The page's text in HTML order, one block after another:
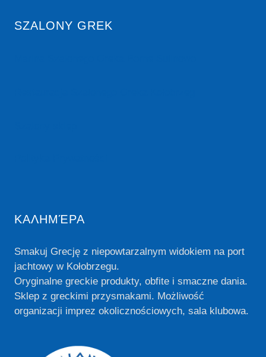
SZALONY GREK
ΚΑΛΗΜΈΡΑ
Smakuj Grecję z niepowtarzalnym widokiem na port
jachtowy w Kołobrzegu.
Oryginalne greckie produkty, obfite i smaczne dania.
Sklep z greckimi przysmakami. Możliwość
organizacji imprez okolicznościowych, sala klubowa.